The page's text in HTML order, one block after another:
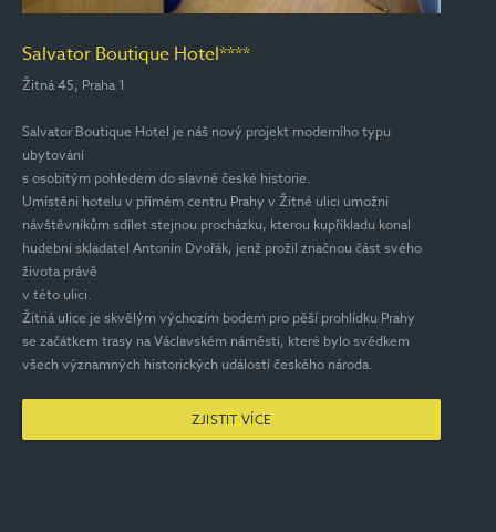
Salvator Boutique Hotel****
Žitná 45, Praha 1
Salvator Boutique Hotel je náš nový projekt moderního typu
ubytování
s osobitým pohledem do slavné české historie.
Umístění hotelu v přímém centru Prahy v Žitné ulici umožní
návštěvníkům sdílet stejnou procházku, kterou kupříkladu konal
hudební skladatel Antonín Dvořák, jenž prožil značnou část svého
života právě
v této ulici.
Žitná ulice je skvělým výchozím bodem pro pěší prohlídku Prahy
se začátkem trasy na Václavském náměstí, které bylo svědkem
všech významných historických událostí českého národa.
ZJISTIT VÍCE